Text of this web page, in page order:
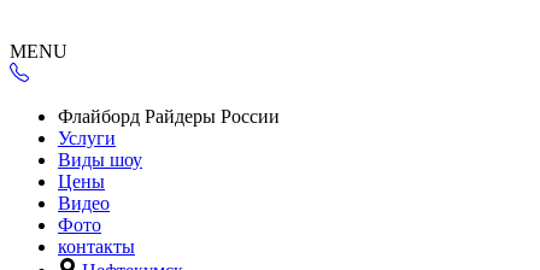
MENU
Флайборд Райдеры России
Услуги
Виды шоу
Цены
Видео
Фото
контакты